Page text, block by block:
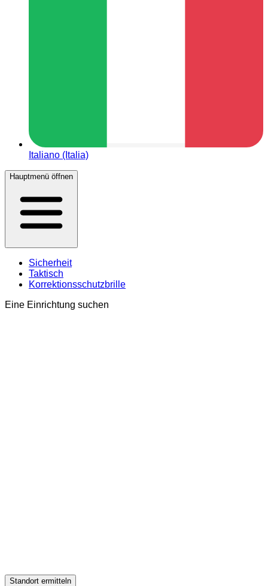
Italiano (Italia)
Hauptmenü öffnen
Sicherheit
Taktisch
Korrektionsschutzbrille
Eine Einrichtung suchen
Standort ermitteln